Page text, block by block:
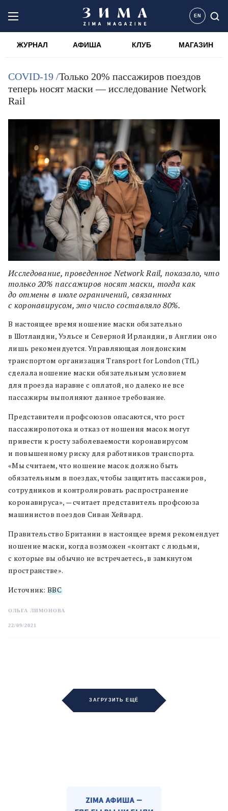
EN
ЖУРНАЛ АФИША КЛУБ МАГАЗИН
COVID-19 /Только 20% пассажиров поездов
теперь носят маски — исследование Network
Rail
Исследование, проведенное Network Rail, показало, что
только 20% пассажиров носят маски, тогда как
до отмены в июле ограничений, связанных
с коронавирусом, это число составляло 80%.
В настоящее время ношение маски обязательно
в Шотландии, Уэльсе и Северной Ирландии, в Англии оно
лишь рекомендуется. Управляющая лондонским
транспортом организация Transport for London (TfL)
сделала ношение маски обязательным условием
для проезда наравне с оплатой, но далеко не все
пассажиры выполняют данное требование.
Представители профсоюзов опасаются, что рост
пассажиропотока и отказ от ношения масок могут
привести к росту заболеваемости коронавирусом
и повышенному риску для работников транспорта.
«Мы считаем, что ношение масок должно быть
обязательным в поездах, чтобы защитить пассажиров,
сотрудников и контролировать распространение
коронавируса», — считает представитель профсоюза
машинистов поездов Сиван Хейвард.
Правительство Британии в настоящее время рекомендует
ношение маски, когда возможен «контакт с людьми,
с которые вы обычно не встречаетесь, в замкнутом
пространстве».
Источник: ВВС
ОЛЬГА ЛИМОНОВА
22/09/2021
ЗАГРУЗИТЬ ЕЩЁ